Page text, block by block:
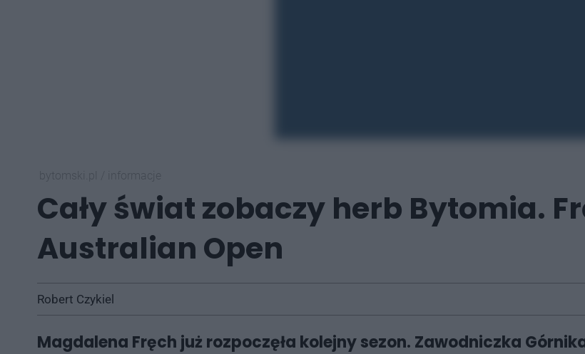
Cały świat zobaczy herb Bytomia.
Australian Open
Robert Czykiel
Magdalena Fręch już rozpoczęła kolejny sezon. Zawodniczka